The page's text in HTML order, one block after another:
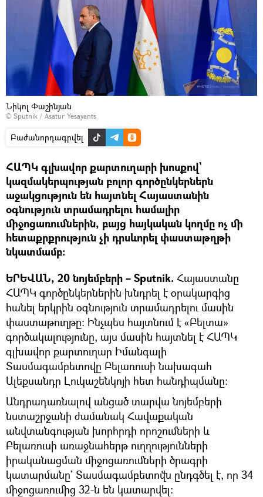
Նիկոլ Փաշինյան
© Sputnik / Asatur Yesayants
Բաժանորդագրվել
ՀԱՊԿ գլխավոր քարտուղարի խոսքով`
կազմակերպության բոլոր գործընկերներն
աջակցություն են հայտնել Հայաստանին
օգնություն տրամադրելու համալիր
միջոցառումներին, բայց հայկական կողմը ոչ մի
հետաքրքրություն չի դրսևորել փաստաթղթի
նկատմամբ։
ԵՐԵՎԱՆ, 20 նոյեմբերի – Sputnik. Հայաստանը
ՀԱՊԿ գործընկերներին խնդրել է օրակարգից
հանել երկրին օգնություն տրամադրելու մասին
փաստաթուղթը։ Ինչպես հայտնում է «Բելտա»
գործակալությունը, այս մասին հայտնել է ՀԱՊԿ
գլխավոր քարտուղար Իմանգալի
Տասմագամբետովը Բելառուսի նախագահ
Ալեքսանդր Լուկաշենկոյի հետ հանդիպմանը։
Անդրադառնալով անցած տարվա նոյեմբերի
նստաշրջանի ժամանակ Հավաքական
անվտանգության խորհրդի որոշումների և
Բելառուսի առաջնահերթ ուղղությունների
իրականացման միջոցառումների ծրագրի
կատարմանը` Տասմագամբետովն ընդգծել է, որ 34
միջոցառումից 32-ն են կատարվել։